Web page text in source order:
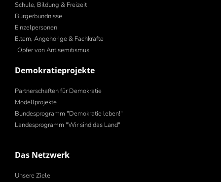
Schule, Bildung & Freizeit
Bürgerbündnisse
Einzelpersonen
Eltern, Angehörige & Fachkräfte
Opfer von Antisemitismus
Demokratieprojekte
Partnerschaften für Demokratie
Modellprojekte
Bundesprogramm "Demokratie leben!"
Landesprogramm "Wir sind das Land"
Das Netzwerk
Unsere Ziele